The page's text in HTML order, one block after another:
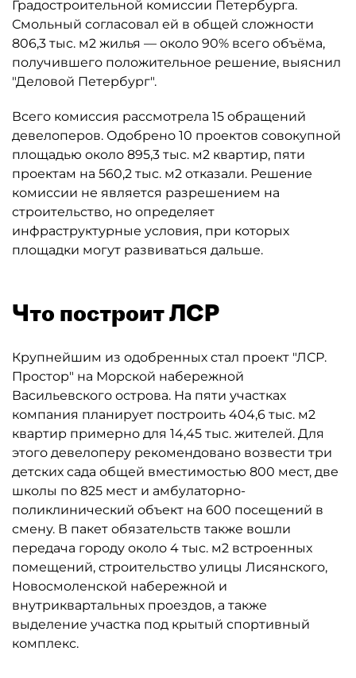
Градостроительной комиссии Петербурга.
Смольный согласовал ей в общей сложности
806,3 тыс. м2 жилья — около 90% всего объёма,
получившего положительное решение, выяснил
"Деловой Петербург".
Всего комиссия рассмотрела 15 обращений
девелоперов. Одобрено 10 проектов совокупной
площадью около 895,3 тыс. м2 квартир, пяти
проектам на 560,2 тыс. м2 отказали. Решение
комиссии не является разрешением на
строительство, но определяет
инфраструктурные условия, при которых
площадки могут развиваться дальше.
Что построит ЛСР
Крупнейшим из одобренных стал проект "ЛСР.
Простор" на Морской набережной
Васильевского острова. На пяти участках
компания планирует построить 404,6 тыс. м2
квартир примерно для 14,45 тыс. жителей. Для
этого девелоперу рекомендовано возвести три
детских сада общей вместимостью 800 мест, две
школы по 825 мест и амбулаторно-
поликлинический объект на 600 посещений в
смену. В пакет обязательств также вошли
передача городу около 4 тыс. м2 встроенных
помещений, строительство улицы Лисянского,
Новосмоленской набережной и
внутриквартальных проездов, а также
выделение участка под крытый спортивный
комплекс.